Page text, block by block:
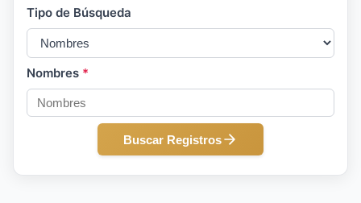
Tipo de Búsqueda
Nombres *
Buscar Registros